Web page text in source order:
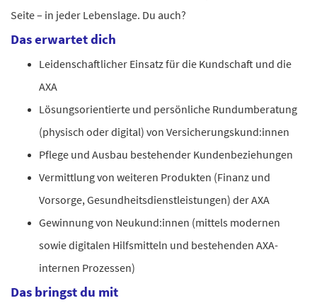
Seite – in jeder Lebenslage. Du auch?
Das erwartet dich
Leidenschaftlicher Einsatz für die Kundschaft und die
AXA
Lösungsorientierte und persönliche Rundumberatung
(physisch oder digital) von Versicherungskund:innen
Pflege und Ausbau bestehender Kundenbeziehungen
Vermittlung von weiteren Produkten (Finanz und
Vorsorge, Gesundheitsdienstleistungen) der AXA
Gewinnung von Neukund:innen (mittels modernen
sowie digitalen Hilfsmitteln und bestehenden AXA-
internen Prozessen)
Das bringst du mit